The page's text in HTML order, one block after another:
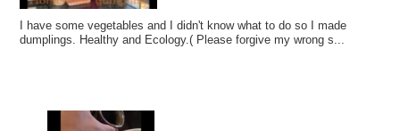
I have some vegetables and I didn't know what to do so I made
dumplings. Healthy and Ecology.( Please forgive my wrong s...